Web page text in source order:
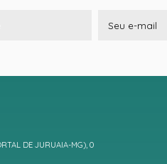
DE JURUAIA-MG), 0